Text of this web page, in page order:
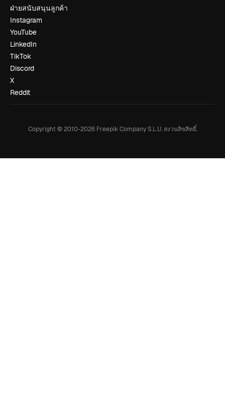
ฝ่ายสนับสนุนลูกค้า
Instagram
YouTube
LinkedIn
TikTok
Discord
X
Reddit
Copyright © 2010-2026Freepik Company S.L.U. สงวนลิขสิทธิ์.